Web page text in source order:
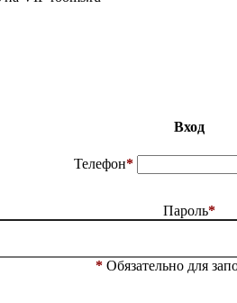
Вход
Телефон*
Пароль*
*Обязательно для